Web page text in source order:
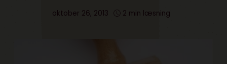
oktober 26, 2013 2 min læsning